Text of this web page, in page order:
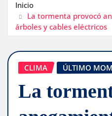
Inicio
La tormenta provocó
árboles y cables eléctricos
CLIMA ÚLTIMO
La